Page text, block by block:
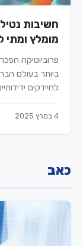
חשיבות
מומלץ ומתי
פרוביוטיקה
ביותר בעולם
לחיידקים
4 במרץ 2025
כאב